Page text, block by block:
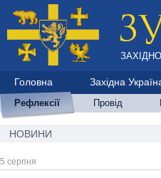
Головна Західна
Рефлексії Провід
НОВИНИ
5 серпня